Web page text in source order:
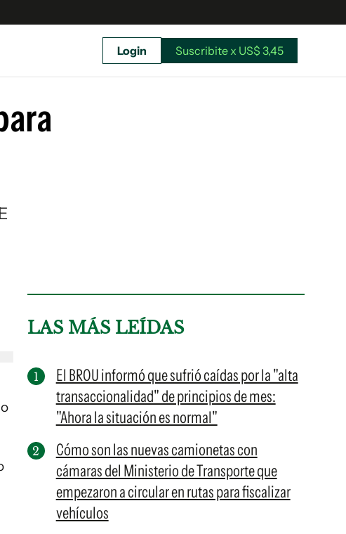
Login Suscribite x US$ 3,45
LAS MÁS LEÍDAS
El BROU informó que sufrió caídas por la "alta
transaccionalidad" de principios de mes:
"Ahora la situación es normal"
Cómo son las nuevas camionetas con
cámaras del Ministerio de Transporte que
empezaron a circular en rutas para fiscalizar
vehículos